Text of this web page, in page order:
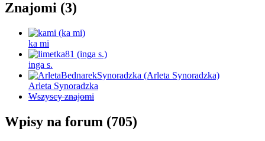
Znajomi (3)
ka mi
inga s.
Arleta Synoradzka
Wszyscy znajomi
Wpisy na forum (705)